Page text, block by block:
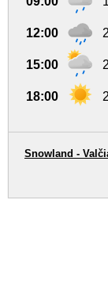
12:00
15:00
18:00
Snowland -